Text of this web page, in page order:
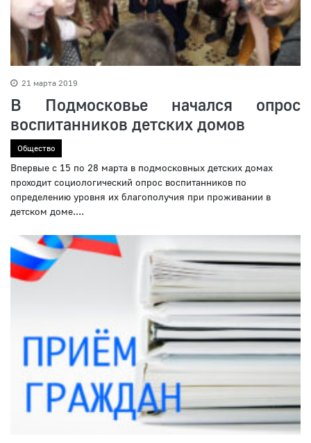
21 марта 2019
В Подмосковье начался опрос
воспитанников детских домов
Общество
Впервые с 15 по 28 марта в подмосковных детских домах
проходит социологический опрос воспитанников по
определению уровня их благополучия при проживании в
детском доме....